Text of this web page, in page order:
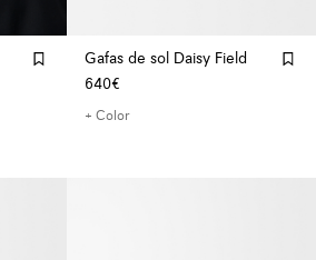
Gafas de sol Daisy Field
640€
+ Color